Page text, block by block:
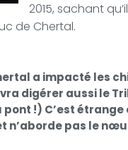
2015, sachant
de Chertal.
a impacté les
digérer aussi le
!) C’est étrange
n’aborde pas le